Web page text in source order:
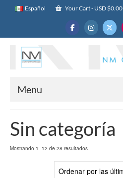
Español Your Cart- USD $0.00
Menu
Sin categoría
Mostrando 1–12 de 28 resultadosSorted